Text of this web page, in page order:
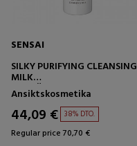
SENSAI
SILKY PURIFYING CLEANSING
MILK
RENGÖRANDE BEHANDLING
Ansiktskosmetika
44,09 € 38% DTO.
Regular price 70,70 €